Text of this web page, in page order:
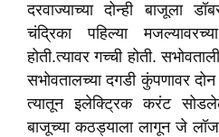
दरवाज्याच्या दोन्ही
चंद्रिका पहिल्या
होती.त्यावर गच्ची होती.
सभोवतालच्या दगडी कुंपणावर
त्यातून इलेक्ट्रिक करंट
बाजूच्या कठड्याला लागून जे